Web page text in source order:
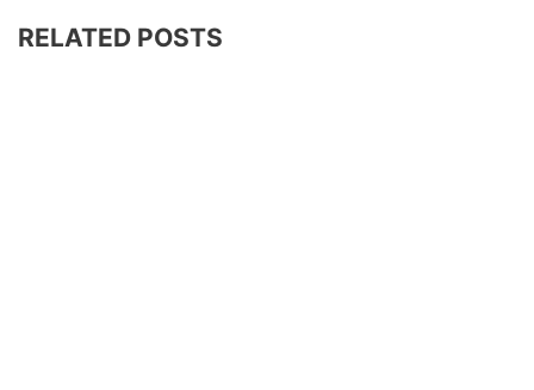
RELATED POSTS